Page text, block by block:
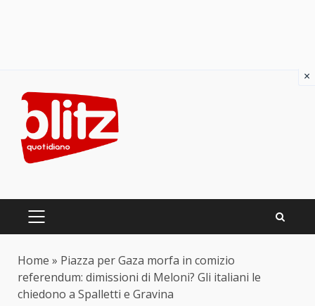
content
PRIMARY
Home » Piazza per Gaza morfa in comizio
referendum: dimissioni di Meloni? Gli italiani le
chiedono a Spalletti e Gravina
×